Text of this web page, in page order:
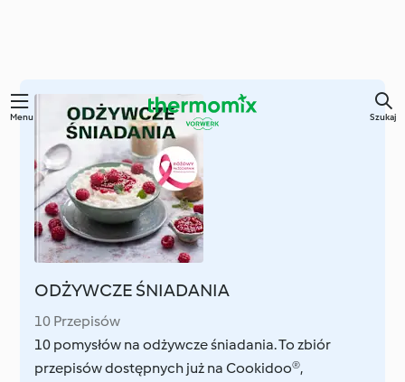
Przejdź
głównej
treści
Menu Szukaj
ODŻYWCZE ŚNIADANIA
10 Przepisów
10 pomysłów na odżywcze śniadania. To zbiór
przepisów dostępnych już na Cookidoo®,